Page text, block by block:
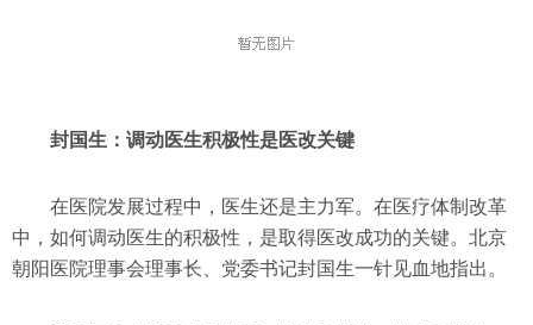
封国生：调动医生积极性是医改关键
在医院发展过程中，医生还是主力军。在医疗体制改革
中，如何调动医生的积极性，是取得医改成功的关键。北京
朝阳医院理事会理事长、党委书记封国生一针见血地指出。